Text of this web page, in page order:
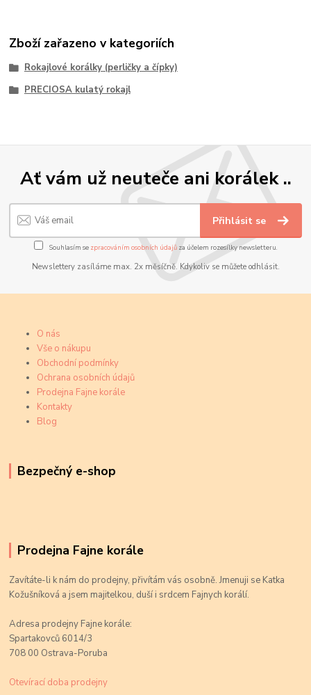
Zboží zařazeno v kategoriích
Rokajlové korálky (perličky a čípky)
PRECIOSA kulatý rokajl
Ať vám už neuteče ani korálek ..
Přihlásit se
Souhlasím se zpracováním osobních údajůza účelem rozesílky newsletteru.
Newslettery zasíláme max. 2x měsíčně. Kdykoliv se můžete odhlásit.
O nás
Vše o nákupu
Obchodní podmínky
Ochrana osobních údajů
Prodejna Fajne korále
Kontakty
Blog
Bezpečný e-shop
Prodejna Fajne korále
Zavítáte-li k nám do prodejny, přivítám vás osobně. Jmenuji se Katka
Kožušníková a jsem majitelkou, duší i srdcem Fajnych korálí.
Adresa prodejny Fajne korále:
Spartakovců 6014/3
708 00 Ostrava-Poruba
Otevírací doba prodejny